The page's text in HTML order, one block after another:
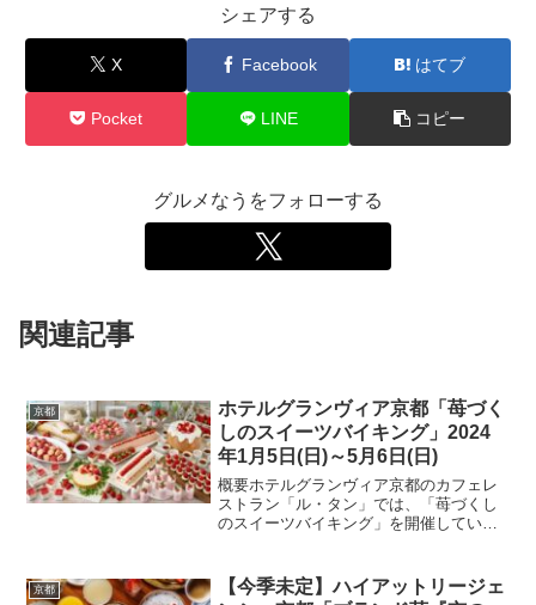
シェアする
X Facebook はてブ
Pocket LINE コピー
グルメなうをフォローする
関連記事
京都
ホテルグランヴィア京都「苺づく
しのスイーツバイキング」2024
年1月5日(日)～5月6日(日)
概要ホテルグランヴィア京都のカフェレ
ストラン「ル・タン」では、「苺づくし
のスイーツバイキング」を開催していま
題の豪華なビュッフェを楽しむことがで
きます。期間2024年1...
京都
【今季未定】ハイアットリージェ